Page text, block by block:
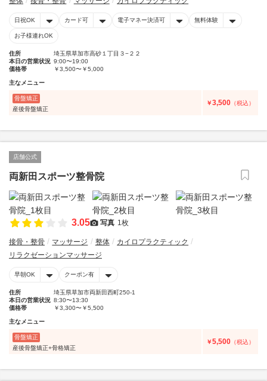
日祝OK カード可 電子マネー決済可 無料体験
お子様連れOK
住所
埼玉県草加市高砂１丁目３−２２
本日の営業状況 9:00〜19:00
価格帯
￥3,500〜￥5,000
主なメニュー
骨盤矯正
産後骨盤矯正
￥3,500 （税込）
店舗公式
両新田スポーツ整骨院
3.05 写真 1枚
接骨・整骨 マッサージ 整体
カイロプラクティック
リラクゼーションマッサージ
早朝OK クーポン有
住所
埼玉県草加市両新田西町250-1
本日の営業状況 8:30〜13:30
価格帯
￥3,300〜￥5,500
主なメニュー
骨盤矯正
産後骨盤矯正+骨格矯正
￥5,500 （税込）